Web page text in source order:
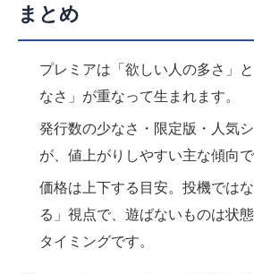
まとめ
プレミアは「欲しい人の多さ」
なさ」が重なって生まれます。
発行数の少なさ・限定版・人気
が、値上がりしやすい主な傾向で
価格は上下する目安。投機では
る」視点で、遊ばないものは状
タイミングです。